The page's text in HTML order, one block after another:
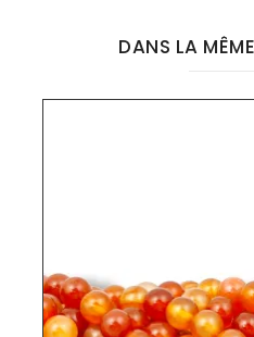
DANS LA